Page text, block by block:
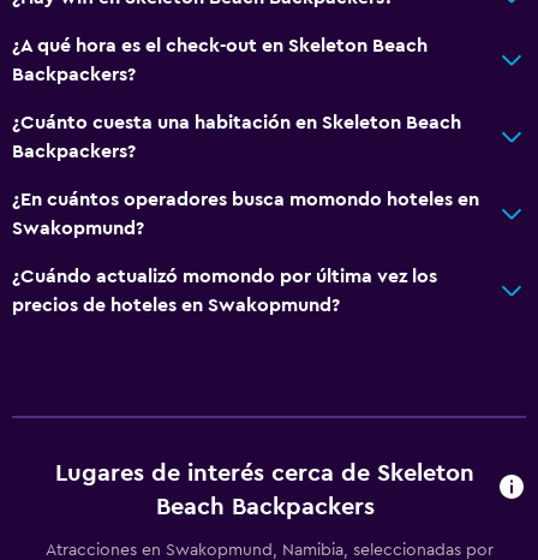
Perchero
General
Acceso a la playa
Habitaciones familiares
Vista al jardín
Casilleros
Estacionamiento y transporte
Traslado al aeropuerto (con cargos)
Estacionamiento gratuito
Estacionamiento privado
¿A qué hora es el check-out en Skeleton Beach
Backpackers?
¿Cuánto cuesta una habitación en Skeleton Beach
Backpackers?
¿En cuántos operadores busca momondo hoteles en
Swakopmund?
¿Cuándo actualizó momondo por última vez los
precios de hoteles en Swakopmund?
Lugares de interés cerca de Skeleton
Beach Backpackers
Atracciones en Swakopmund, Namibia, seleccionadas por